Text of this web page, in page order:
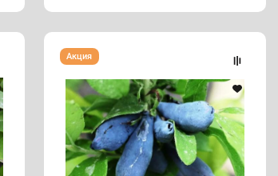
Жимолость
"ВОЛХОВО"
Акция